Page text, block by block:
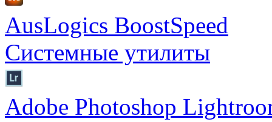
AusLogics BoostSpeed
Системные утилиты
Adobe Photoshop